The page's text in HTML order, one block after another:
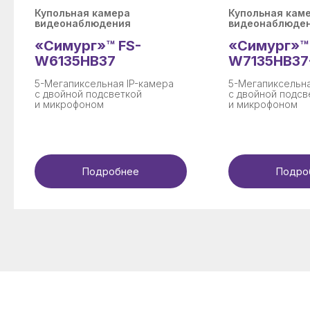
Купольная камера
видеонаблюдения
«Симург»™ FS-
W6135HB37
5-Мегапиксельная IP-камера
с двойной подсветкой
и микрофоном
Подробнее
Купольная
«Симург»™
5-
с двойной
и микрофоном
Скачать документацию
info@vzor.pro
+7 (846) 254-16-07